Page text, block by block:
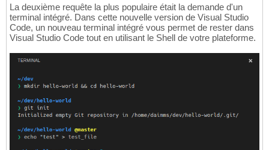
La deuxième requête la plus populaire était la demande d'un
terminal intégré. Dans cette nouvelle version de Visual Studio
Code, un nouveau terminal intégré vous permet de rester dans
Visual Studio Code tout en utilisant le Shell de votre plateforme.